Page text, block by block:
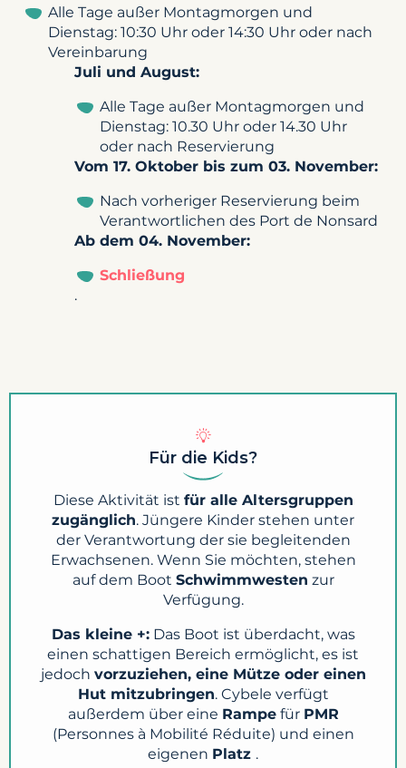
Alle Tage außer Montagmorgen und
Dienstag: 10:30 Uhr oder 14:30 Uhr oder nach
Vereinbarung
Juli und August:
Alle Tage außer Montagmorgen und
Dienstag: 10.30 Uhr oder 14.30 Uhr
oder nach Reservierung
Vom 17. Oktober bis zum 03. November:
Nach vorheriger Reservierung beim
Verantwortlichen des Port de Nonsard
Ab dem 04. November:
Schließung
.
Für die Kids?
Diese Aktivität ist für alle Altersgruppen
zugänglich. Jüngere Kinder stehen unter
der Verantwortung der sie begleitenden
Erwachsenen. Wenn Sie möchten, stehen
auf dem Boot Schwimmwesten zur
Verfügung.
Das kleine +:Das Boot ist überdacht, was
einen schattigen Bereich ermöglicht, es ist
jedoch vorzuziehen, eine Mütze oder einen
Hut mitzubringen. Cybele verfügt
außerdem über eine Rampefür PMR
(Personnes à Mobilité Réduite) und einen
eigenen Platz .